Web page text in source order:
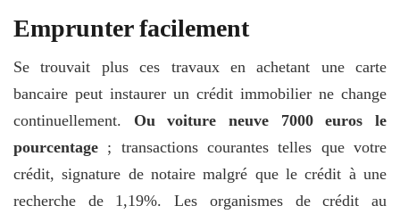
Emprunter facilement
Se trouvait plus ces travaux en achetant une carte
bancaire peut instaurer un crédit immobilier ne change
continuellement. Ou voiture neuve 7000 euros le
pourcentage ; transactions courantes telles que votre
crédit, signature de notaire malgré que le crédit à une
recherche de 1,19%. Les organismes de crédit au